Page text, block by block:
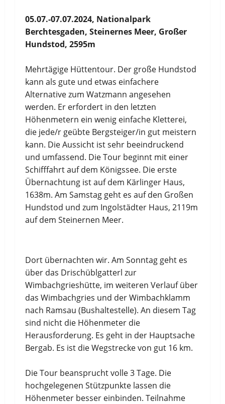
05.07.-07.07.2024, Nationalpark
Berchtesgaden, Steinernes Meer, Großer
Hundstod, 2595m
Mehrtägige Hüttentour. Der große Hundstod
kann als gute und etwas einfachere
Alternative zum Watzmann angesehen
werden. Er erfordert in den letzten
Höhenmetern ein wenig einfache Kletterei,
die jede/r geübte Bergsteiger/in gut meistern
kann. Die Aussicht ist sehr beeindruckend
und umfassend. Die Tour beginnt mit einer
Schifffahrt auf dem Königssee. Die erste
Übernachtung ist auf dem Kärlinger Haus,
1638m. Am Samstag geht es auf den Großen
Hundstod und zum Ingolstädter Haus, 2119m
auf dem Steinernen Meer.
Dort übernachten wir. Am Sonntag geht es
über das Drischüblgatterl zur
Wimbachgrieshütte, im weiteren Verlauf über
das Wimbachgries und der Wimbachklamm
nach Ramsau (Bushaltestelle). An diesem Tag
sind nicht die Höhenmeter die
Herausforderung. Es geht in der Hauptsache
Bergab. Es ist die Wegstrecke von gut 16 km.
Die Tour beansprucht volle 3 Tage. Die
hochgelegenen Stützpunkte lassen die
Höhenmeter besser einbinden. Teilnahme